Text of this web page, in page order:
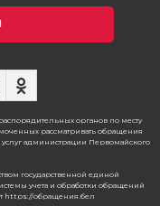
органов по месту
рассматривать обращения
услуг администрации Первомайского
государственной единой
учета и обработки обращений
https://обращения.бел